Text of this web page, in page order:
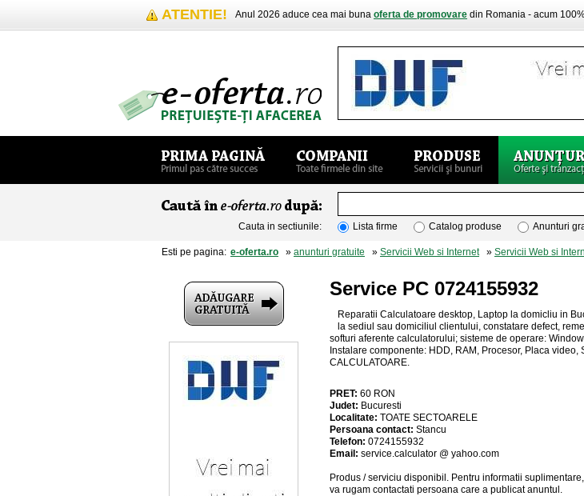
ATENTIE! Anul 2026 aduce cea mai buna oferta de promovare din Romania - acum
Cauta in sectiunile: Lista firme Catalog produse Anunturi
Esti pe pagina: e-oferta.ro » anunturi gratuite » Servicii Web si Internet» Servicii Web si
Service PC 0724155932
Reparatii Calculatoare desktop, Laptop la domicliu in
la sediul sau domiciliul clientului, constatare defect,
softuri aferente calculatorului; sisteme de operare:
Instalare componente: HDD, RAM, Procesor, Placa
CALCULATOARE.
PRET: 60 RON
Judet: Bucuresti
Localitate: TOATE SECTOARELE
Persoana contact: Stancu
Telefon: 0724155932
Email: service.calculator @ yahoo.com
Produs / serviciu disponibil . Pentru informatii suplimentare,
va rugam contactati persoana care a publicat anuntul.